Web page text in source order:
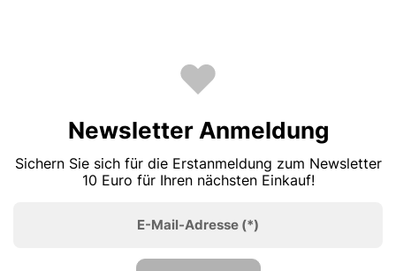
Newsletter Anmeldung
Sichern Sie sich für die Erstanmeldung zum Newsletter
10 Euro für Ihren nächsten Einkauf!
E-Mail-Adresse (*)